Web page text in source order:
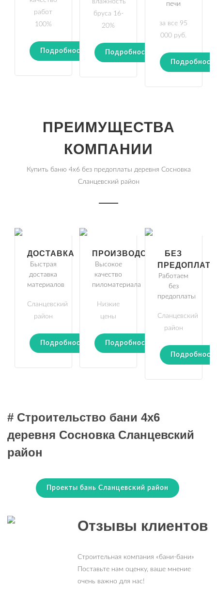
работ
100%
Подробности
влажность
бруса 16-
20%
Подробности
печи
за все 95
000 руб.
ПРЕИМУЩЕСТВА
КОМПАНИИ
Купить баню 4х6 без предоплаты деревня Сосновка
Сланцевский район
ДОСТАВКА
Быстрая
доставка
материалов
Сланцевский
район
Подробности
ПРОИЗВОДСТВО
Высокое
качество
пиломатериала
Низкие
цены
Подробности
БЕЗ
Работаем
без
предоплаты
Сланцевский
район
# Строительство бани 4х6
деревня Сосновка Сланцевский
район
Проекты бань Сланцевский район
Отзывы клиентов
Строительная компания «бани-бани»
Поставьте нам оценку, ваше мнение
очень важно для нас!